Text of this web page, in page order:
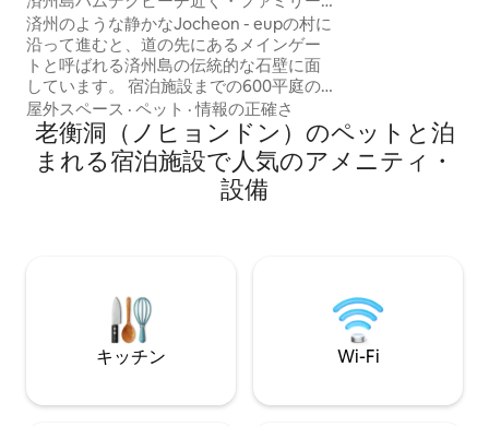
用一軒家・大型屋内ジャグジー・600坪
の庭・ベッド4台・焚き火
済州のような静かなJocheon - eupの村に
沿って進むと、道の先にあるメインゲー
トと呼ばれる済州島の伝統的な石壁に面
しています。 宿泊施設までの600平庭の
小道は、オルレ通りを歩いているかのよ
うに両側の黒い石壁につながり、両側に
はさまざまな花に面しています。 長いS字
型のOlle Roadを歩くと、広い芝生の庭に
ある済州島の象徴的な黄色いおしゃぶり
ているので、まるでお城に入ったような
気分になります。 あちこちにあります
が、周辺の視線はまったくありません。
秋のスカイブルーの青い玄関ドアを開け
は開放的でヨーロッパ風で、天井ガラス
屋外スペース · ペット ·情報の正確さ
のパノラマビュ
から、漢拏山の頂
から、赤く染ま
老衡洞（ノヒョンドン）のペットと泊
まれる宿泊施設で人気のアメニティ・
設備
キッチン Wi-Fi